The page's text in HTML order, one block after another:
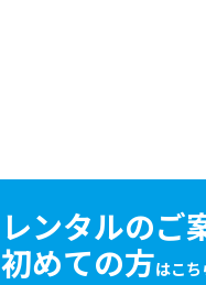
レンタルのご
初めての方はこち